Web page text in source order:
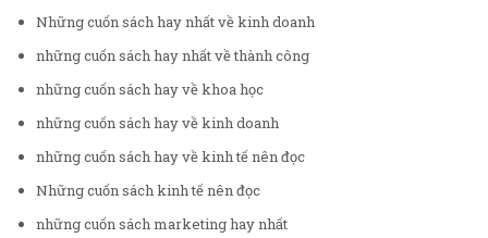
Những cuốn sách hay nhất về kinh doanh
những cuốn sách hay nhất về thành công
những cuốn sách hay về khoa học
những cuốn sách hay về kinh doanh
những cuốn sách hay về kinh tế nên đọc
Những cuốn sách kinh tế nên đọc
những cuốn sách marketing hay nhất